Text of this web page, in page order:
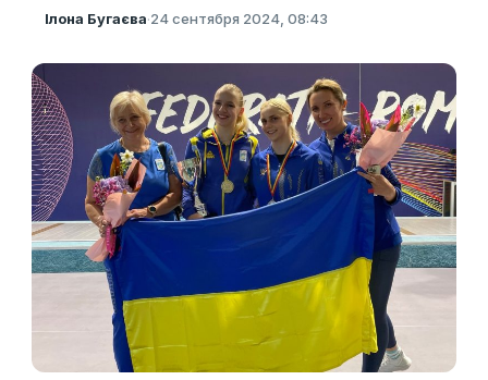
Ілона Бугаєва·24 сентября 2024, 08:43